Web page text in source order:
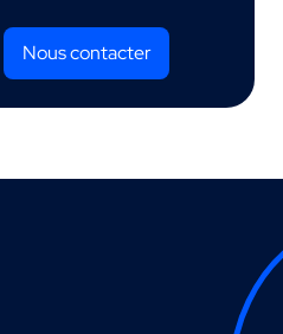
Nous contacter